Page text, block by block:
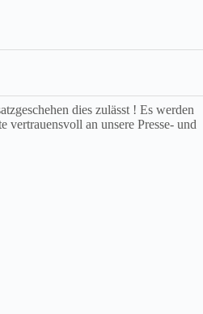
dies zulässt ! Es werden
an unsere Presse- und